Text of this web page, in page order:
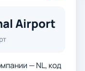
Airport
— NL, код